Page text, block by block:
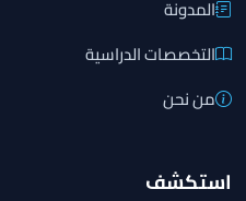
المدونة
التخصصات الدراسية
من نحن
استكشف